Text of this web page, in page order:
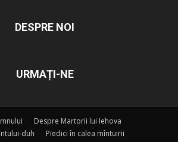
DESPRE NOI
URMAȚI-NE
Despre Martorii lui Iehova
duh
Piedici în calea mîntuirii